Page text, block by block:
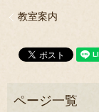
教室案内